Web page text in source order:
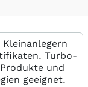
Turbo-
und
geeignet.